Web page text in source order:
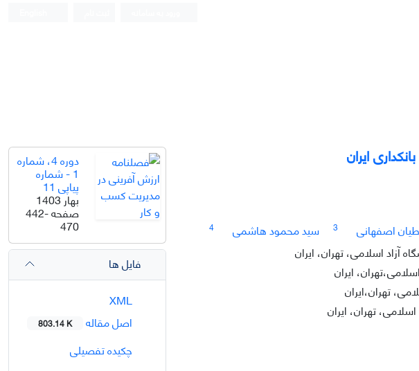
ایران
اصفهانی 3 سید محمود هاشمی
4
آزاد اسلامی، تهران، ایران
ایران
تهران،ایران
تهران، ایران
دوره 4، شماره
1 - شماره
پیاپی 11
بهار 1403
صفحه442-
470
فایل ها
اصل مقاله
803.14 K
چکیده تفصیلی